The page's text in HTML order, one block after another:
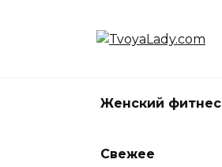
Женский фитнес
Свежее